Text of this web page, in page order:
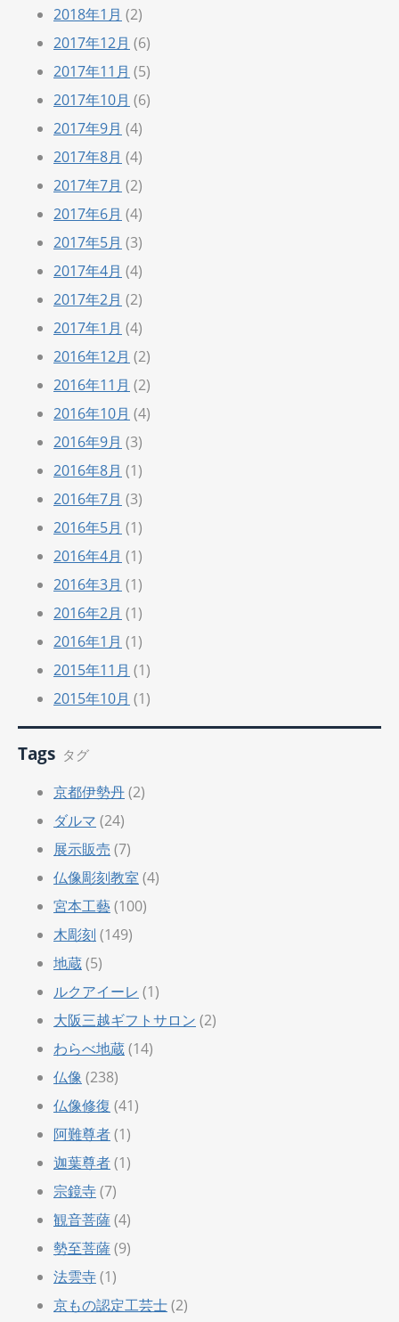
2018年1月 (2)
2017年12月 (6)
2017年11月 (5)
2017年10月 (6)
2017年9月 (4)
2017年8月 (4)
2017年7月 (2)
2017年6月 (4)
2017年5月 (3)
2017年4月 (4)
2017年2月 (2)
2017年1月 (4)
2016年12月 (2)
2016年11月 (2)
2016年10月 (4)
2016年9月 (3)
2016年8月 (1)
2016年7月 (3)
2016年5月 (1)
2016年4月 (1)
2016年3月 (1)
2016年2月 (1)
2016年1月 (1)
2015年11月 (1)
2015年10月 (1)
Tags タグ
京都伊勢丹(2)
ダルマ (24)
展示販売 (7)
仏像彫刻教室 (4)
宮本工藝(100)
木彫刻 (149)
地蔵(5)
ルクアイーレ (1)
大阪三越ギフトサロン (2)
わらべ地蔵(14)
仏像 (238)
仏像修復 (41)
阿難尊者(1)
迦葉尊者(1)
宗鏡寺(7)
観音菩薩(4)
勢至菩薩(9)
法雲寺(1)
京もの認定工芸士(2)